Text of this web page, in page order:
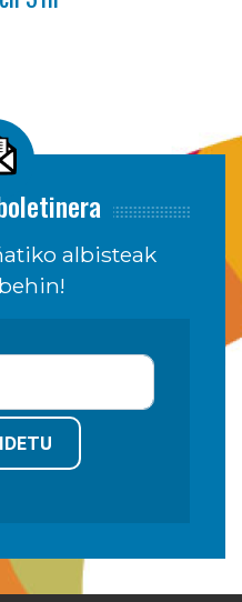
albisteak